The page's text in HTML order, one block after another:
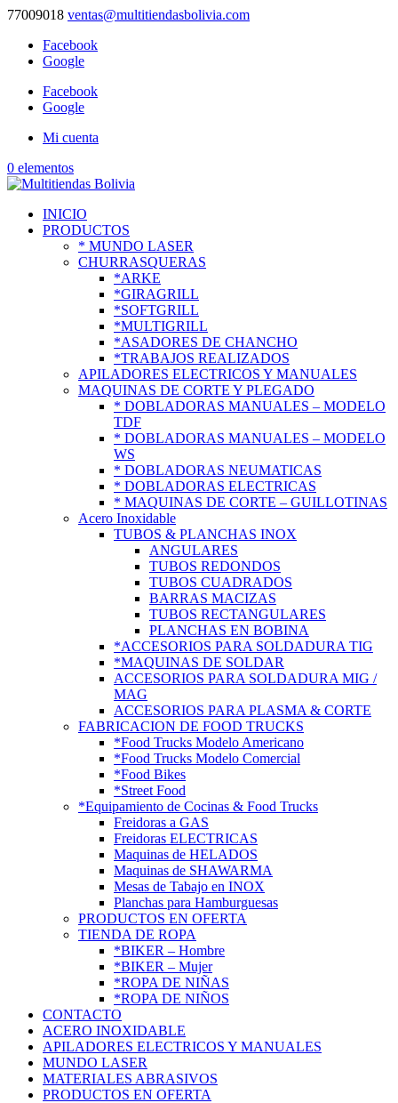
77009018 ventas@multitiendasbolivia.com
Facebook
Google
Facebook
Google
Mi cuenta
0 elementos
INICIO
PRODUCTOS
* MUNDO LASER
CHURRASQUERAS
*ARKE
*GIRAGRILL
*SOFTGRILL
*MULTIGRILL
*ASADORES DE CHANCHO
*TRABAJOS REALIZADOS
APILADORES ELECTRICOS Y MANUALES
MAQUINAS DE CORTE Y PLEGADO
* DOBLADORAS MANUALES – MODELO
TDF
* DOBLADORAS MANUALES – MODELO
WS
* DOBLADORAS NEUMATICAS
* DOBLADORAS ELECTRICAS
* MAQUINAS DE CORTE – GUILLOTINAS
Acero Inoxidable
TUBOS & PLANCHAS INOX
ANGULARES
TUBOS REDONDOS
TUBOS CUADRADOS
BARRAS MACIZAS
TUBOS RECTANGULARES
PLANCHAS EN BOBINA
*ACCESORIOS PARA SOLDADURA TIG
*MAQUINAS DE SOLDAR
ACCESORIOS PARA SOLDADURA MIG /
MAG
ACCESORIOS PARA PLASMA & CORTE
FABRICACION DE FOOD TRUCKS
*Food Trucks Modelo Americano
*Food Trucks Modelo Comercial
*Food Bikes
*Street Food
*Equipamiento de Cocinas & Food Trucks
Freidoras a GAS
Freidoras ELECTRICAS
Maquinas de HELADOS
Maquinas de SHAWARMA
Mesas de Tabajo en INOX
Planchas para Hamburguesas
PRODUCTOS EN OFERTA
TIENDA DE ROPA
*BIKER – Hombre
*BIKER – Mujer
*ROPA DE NIÑAS
*ROPA DE NIÑOS
CONTACTO
ACERO INOXIDABLE
APILADORES ELECTRICOS Y MANUALES
MUNDO LASER
MATERIALES ABRASIVOS
PRODUCTOS EN OFERTA